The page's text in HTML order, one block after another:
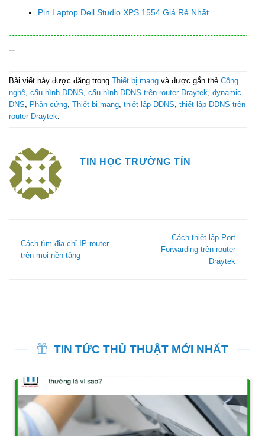
Pin Laptop Dell Studio XPS 1554 Giá Rẻ Nhất
--
Bài viết này được đăng trong Thiết bị mạng và được gắn thẻ Công
nghệ, cấu hình DDNS, cấu hình DDNS trên router Draytek, dynamic
DNS, Phần cứng, Thiết bị mạng, thiết lập DDNS, thiết lập DDNS trên
router Draytek.
TIN HỌC TRƯỜNG TÍN
Cách tìm địa chỉ IP router
trên mọi nền tảng
Cách thiết lập Port
Forwarding trên router
Draytek
TIN TỨC THỦ THUẬT MỚI NHẤT